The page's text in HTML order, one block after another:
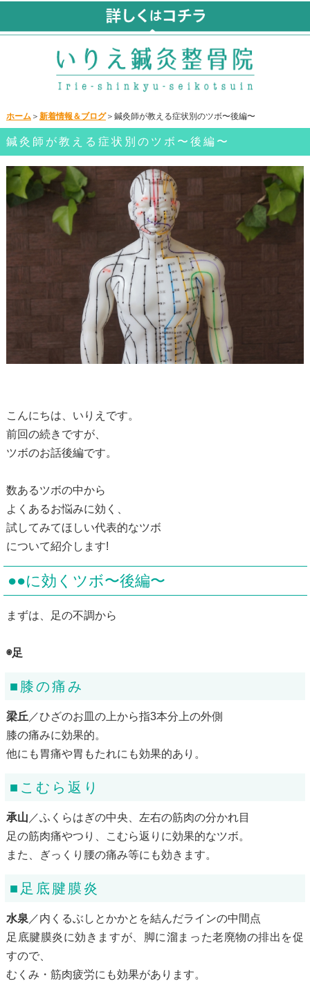
ホーム＞ 新着情報＆ブログ＞鍼灸師が教える症状別のツボ〜後編〜
鍼灸師が教える症状別のツボ〜後編〜
こんにちは、いりえです。
前回の続きですが、
ツボのお話後編です。
数あるツボの中から
よくあるお悩みに効く、
試してみてほしい代表的なツボ
について紹介します!
●●に効くツボ〜後編〜
まずは、足の不調から
◉足
■膝の痛み
梁丘 ／ひざのお皿の上から指3本分上の外側
膝の痛みに効果的。
他にも胃痛や胃もたれにも効果的あり。
■こむら返り
承山 ／ふくらはぎの中央、左右の筋肉の分かれ目
足の筋肉痛やつり、こむら返りに効果的なツボ。
また、ぎっくり腰の痛み等にも効きます。
■足底腱膜炎
水泉 ／内くるぶしとかかとを結んだラインの中間点
足底腱膜炎に効きますが、脚に溜まった老廃物の排出を促
すので、
むくみ・筋肉疲労にも効果があります。